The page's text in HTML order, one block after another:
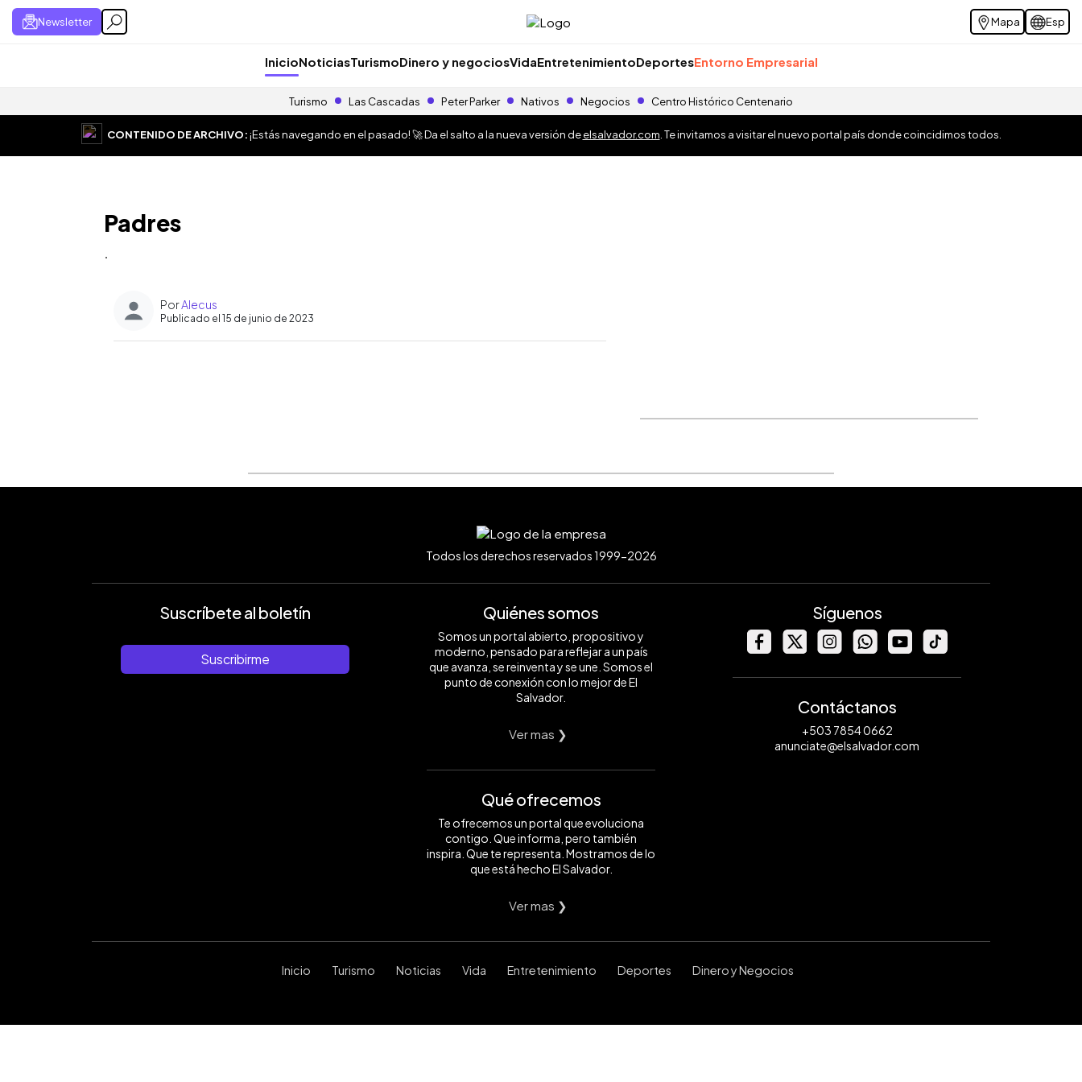
Newsletter Mapa Esp
InicioNoticiasTurismoDinero y negociosVidaEntretenimientoDeportesEntorno Empresarial
Turismo Las Cascadas Peter Parker Nativos Negocios Centro Histórico Centenario
CONTENIDO DE ARCHIVO:¡Estás navegando en el pasado! 🚀 Da el salto a la nueva versión deelsalvador.com . Te invitamos a visitar el nuevo portal país donde coincidimos todos.
Padres
.
PorAlecus
Publicado el 15 de junio de 2023
Todos los derechos reservados 1999-2026
Suscríbete al boletín
Suscribirme
Quiénes somos
Somos un portal abierto, propositivo y
moderno, pensado para reflejar a un país
que avanza, se reinventa y se une. Somos el
punto de conexión con lo mejor de El
Salvador.
Ver mas ❯
Qué ofrecemos
Te ofrecemos un portal que evoluciona
contigo. Que informa, pero también
inspira. Que te representa. Mostramos de lo
que está hecho El Salvador.
Ver mas ❯
Síguenos
Contáctanos
+503 7854 0662
anunciate@elsalvador.com
Inicio Turismo Noticias Vida Entretenimiento Deportes Dinero y Negocios